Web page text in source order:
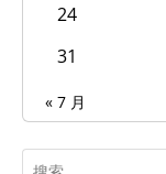
24
31
« 7 月